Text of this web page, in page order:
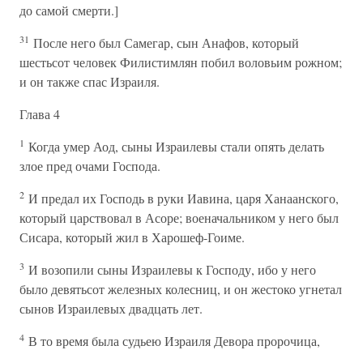
до самой смерти.]
31 После него был Самегар, сын Анафов, который
шестьсот человек Филистимлян побил воловьим рожном;
и он также спас Израиля.
Глава 4
1 Когда умер Аод, сыны Израилевы стали опять делать
злое пред очами Господа.
2 И предал их Господь в руки Иавина, царя Ханаанского,
который царствовал в Асоре; военачальником у него был
Сисара, который жил в Харошеф-Гоиме.
3 И возопили сыны Израилевы к Господу, ибо у него
было девятьсот железных колесниц, и он жестоко угнетал
сынов Израилевых двадцать лет.
4 В то время была судьею Израиля Девора пророчица,